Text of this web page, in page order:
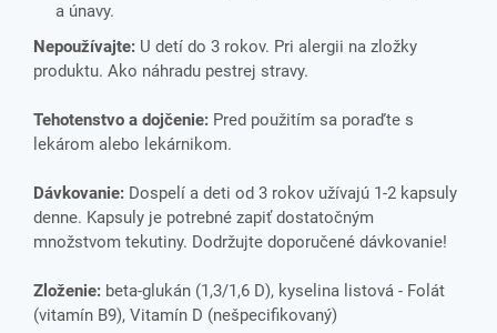
a únavy.
Nepoužívajte: U detí do 3 rokov. Pri alergii na zložky
produktu. Ako náhradu pestrej stravy.
Tehotenstvo a dojčenie: Pred použitím sa poraďte s
lekárom alebo lekárnikom.
Dávkovanie: Dospelí a deti od 3 rokov užívajú 1-2 kapsuly
denne. Kapsuly je potrebné zapiť dostatočným
množstvom tekutiny. Dodržujte doporučené dávkovanie!
Zloženie: beta-glukán (1,3/1,6 D), kyselina listová - Folát
(vitamín B9), Vitamín D (nešpecifikovaný)